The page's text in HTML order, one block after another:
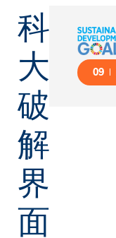
科
大
破
解
界
面
09